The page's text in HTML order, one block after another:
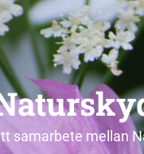
samarbete mellan